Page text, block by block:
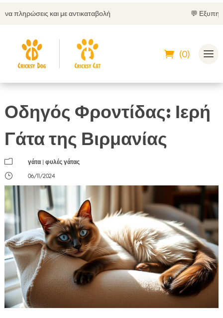
💬 Εξυπηρέτηση πελατών 24/7
(0)
Οδηγός Φροντίδας: Ιερή
Γάτα της Βιρμανίας
m γάτα |φυλές γάτας
}
06/11/2024